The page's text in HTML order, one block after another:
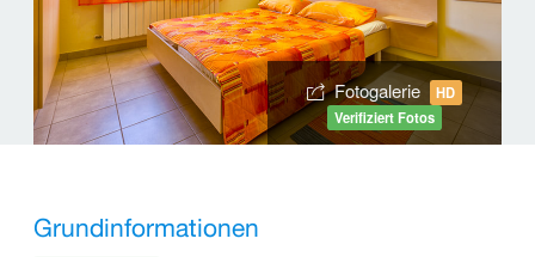
Fotogalerie
HD
Verifiziert Fotos
Grundinformationen